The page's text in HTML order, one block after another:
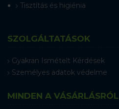
Tisztítás és higiénia
SZOLGÁLTATÁSOK
Gyakran Ismételt Kérdések
Személyes adatok védelme
MINDEN A VÁSÁRLÁSRÓL